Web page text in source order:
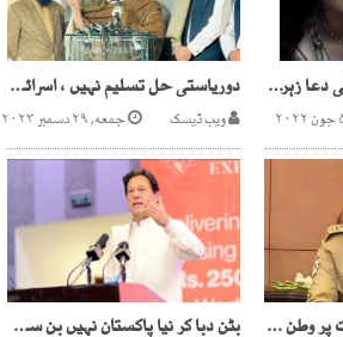
پسند کی شادی کرنے والی دعا زہرہ چشتیاں سے بازیاب،شوہر اور سہولت کار گرفتار دوریاستی حل تسلیم نہیں ، اسرائیل کو تسلیم کرنے میں جے یو آئی رکاوٹ ہے، مولانا فضل الرحمن
ویب ڈیسک جمعه, ۲۹ دسمبر ۲۰۲۳